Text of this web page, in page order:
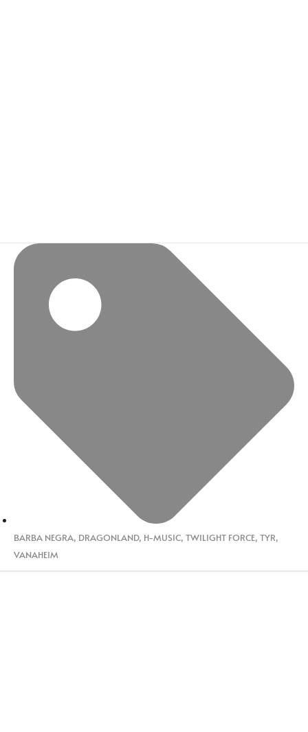
BARBA NEGRA, DRAGONLAND, H-MUSIC, TWILIGHT FORCE, TYR,
VANAHEIM